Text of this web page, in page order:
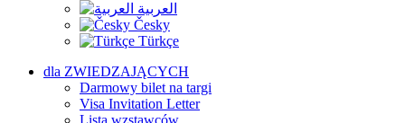
العربية
Česky
Türkçe
dla ZWIEDZAJĄCYCH
Darmowy bilet na targi
Visa Invitation Letter
Lista wzstawców